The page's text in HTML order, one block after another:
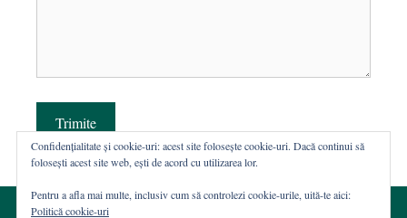
Trimite
Confidențialitate și cookie-uri: acest site folosește cookie-uri. Dacă continui să
folosești acest site web, ești de acord cu utilizarea lor.
Pentru a afla mai multe, inclusiv cum să controlezi cookie-urile, uită-te aici:
Politică cookie-uri